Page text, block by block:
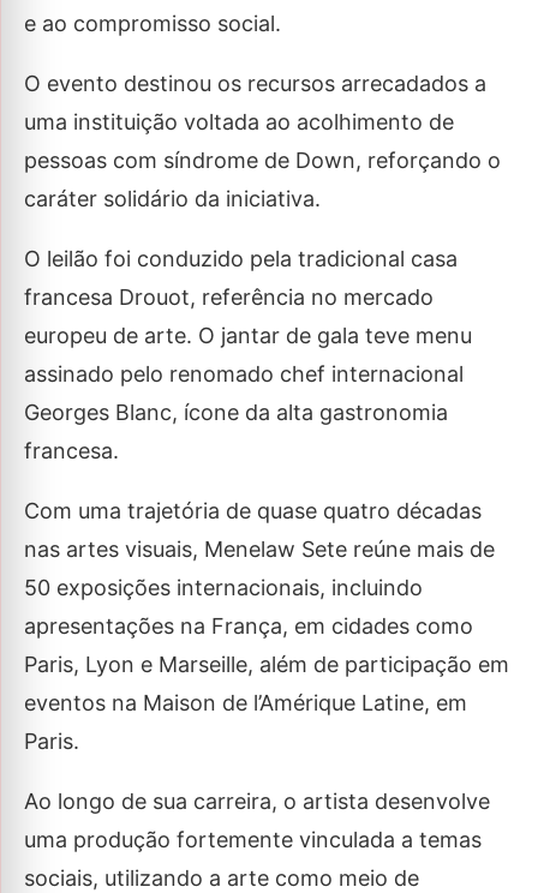
e ao compromisso social.
O evento destinou os recursos arrecadados a
uma instituição voltada ao acolhimento de
pessoas com síndrome de Down, reforçando o
caráter solidário da iniciativa.
O leilão foi conduzido pela tradicional casa
francesa Drouot, referência no mercado
europeu de arte. O jantar de gala teve menu
assinado pelo renomado chef internacional
Georges Blanc, ícone da alta gastronomia
francesa.
Com uma trajetória de quase quatro décadas
nas artes visuais, Menelaw Sete reúne mais de
50 exposições internacionais, incluindo
apresentações na França, em cidades como
Paris, Lyon e Marseille, além de participação em
eventos na Maison de l’Amérique Latine, em
Paris.
Ao longo de sua carreira, o artista desenvolve
uma produção fortemente vinculada a temas
sociais, utilizando a arte como meio de